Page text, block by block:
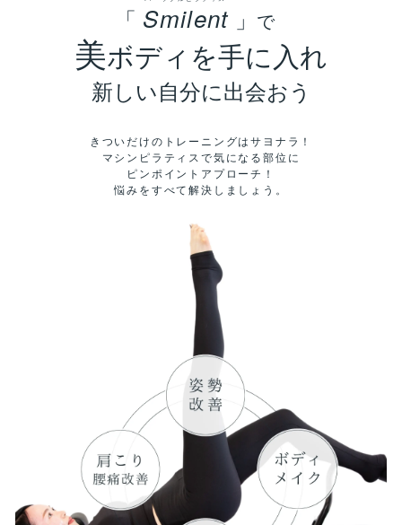
「 Smilent 」 で
美ボディを手に入れ
新しい自分に出会おう
きついだけのトレーニングはサヨナラ！
マシンピラティスで気になる部位に
ピンポイントアプローチ！
悩みをすべて解決しましょう。